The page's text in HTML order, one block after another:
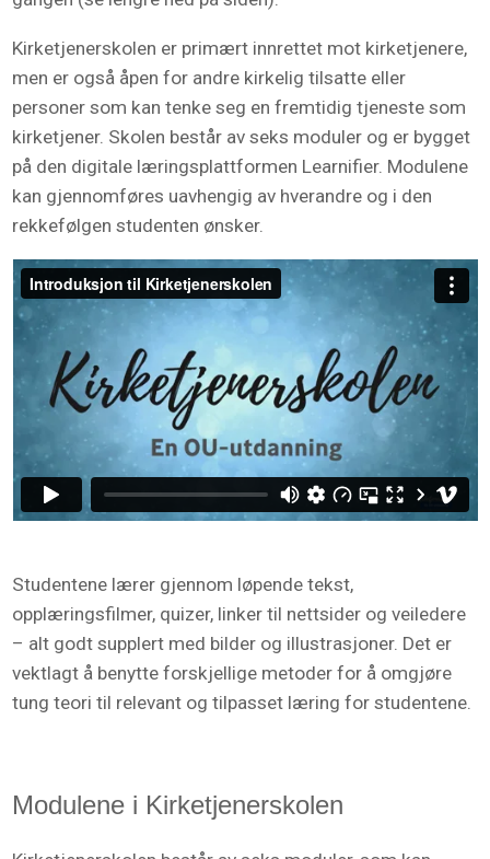
Kirketjenerskolen er primært innrettet mot kirketjenere,
men er også åpen for andre kirkelig tilsatte eller
personer som kan tenke seg en fremtidig tjeneste som
kirketjener. Skolen består av seks moduler og er bygget
på den digitale læringsplattformen Learnifier. Modulene
kan gjennomføres uavhengig av hverandre og i den
rekkefølgen studenten ønsker.
Studentene lærer gjennom løpende tekst,
opplæringsfilmer, quizer, linker til nettsider og veiledere
– alt godt supplert med bilder og illustrasjoner. Det er
vektlagt å benytte forskjellige metoder for å omgjøre
tung teori til relevant og tilpasset læring for studentene.
Modulene i Kirketjenerskolen